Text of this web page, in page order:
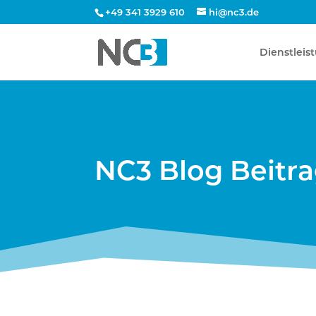
+49 341 3929 610 hi@nc3.de
NC3 Blog